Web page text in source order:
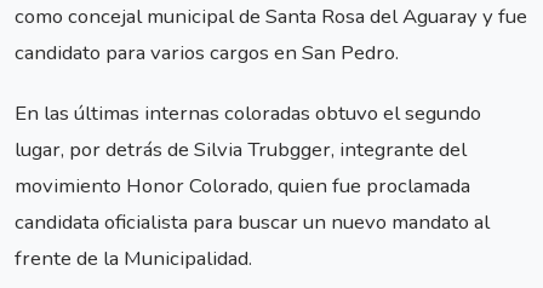
como concejal municipal de Santa Rosa del Aguaray y fue
candidato para varios cargos en San Pedro.
En las últimas internas coloradas obtuvo el segundo
lugar, por detrás de Silvia Trubgger, integrante del
movimiento Honor Colorado, quien fue proclamada
candidata oficialista para buscar un nuevo mandato al
frente de la Municipalidad.